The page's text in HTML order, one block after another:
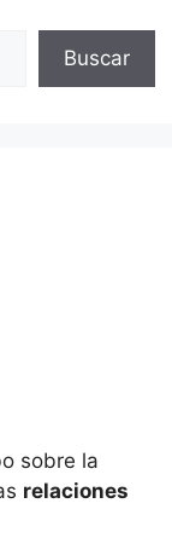
Buscar
sobre la
relaciones